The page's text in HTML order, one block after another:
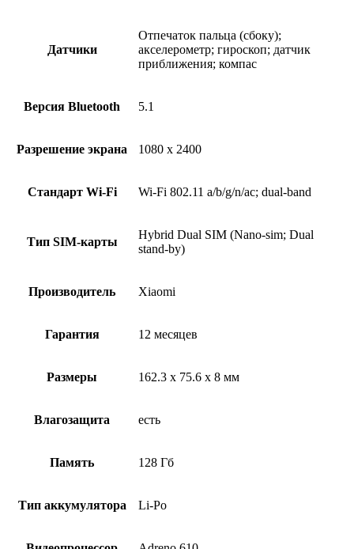
Датчики
Отпечаток пальца (сбоку);
акселерометр; гироскоп; датчик
приближения; компас
Версия Bluetooth 5.1
Разрешение экрана 1080 x 2400
Стандарт Wi-Fi Wi-Fi 802.11 a/b/g/n/ac; dual-band
Тип SIM-карты
Hybrid Dual SIM (Nano-sim; Dual
stand-by)
Производитель Xiaomi
Гарантия 12 месяцев
Размеры 162.3 x 75.6 x 8 мм
Влагозащита есть
Память 128 Гб
Тип аккумулятора Li-Po